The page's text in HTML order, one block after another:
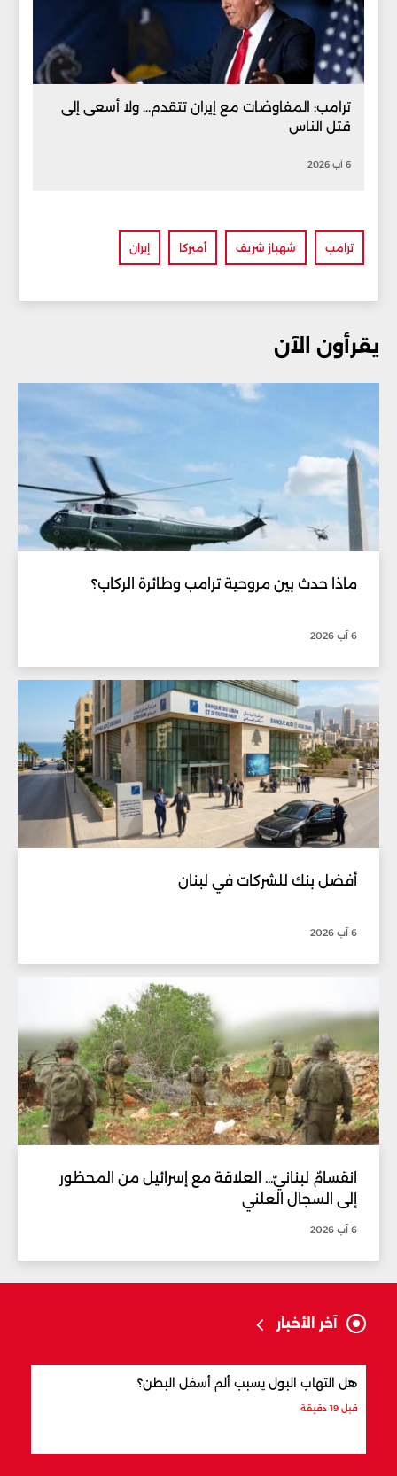
ترامب: المفاوضات مع إيران تتقدم... ولا أسعى إلى
قتل الناس
6 آب 2026
ترامب شهباز شريف أميركا إيران
يقرأون الآن
ماذا حدث بين مروحية ترامب وطائرة الركاب؟
6 آب 2026
أفضل بنك للشركات في لبنان
6 آب 2026
انقسامٌ لبنانيّ... العلاقة مع إسرائيل من المحظور
إلى السجال العلني
6 آب 2026
آخر الأخبار
هل التهاب البول يسبب ألم أسفل البطن؟
قبل 19 دقيقة